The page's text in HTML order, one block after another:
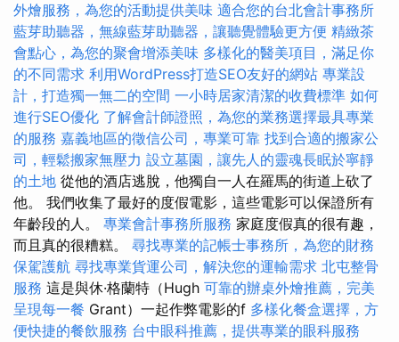
外燴服務，為您的活動提供美味 適合您的台北會計事務所
藍芽助聽器，無線藍芽助聽器，讓聽覺體驗更方便 精緻茶
會點心，為您的聚會增添美味 多樣化的醫美項目，滿足你
的不同需求 利用WordPress打造SEO友好的網站 專業設
計，打造獨一無二的空間 一小時居家清潔的收費標準 如何
進行SEO優化 了解會計師證照，為您的業務選擇最具專業
的服務 嘉義地區的徵信公司，專業可靠 找到合適的搬家公
司，輕鬆搬家無壓力 設立墓園，讓先人的靈魂長眠於寧靜
的土地 從他的酒店逃脫，他獨自一人在羅馬的街道上砍了
他。 我們收集了最好的度假電影，這些電影可以保證所有
年齡段的人。 專業會計事務所服務 家庭度假真的很有趣，
而且真的很糟糕。 尋找專業的記帳士事務所，為您的財務
保駕護航 尋找專業貨運公司，解決您的運輸需求 北屯整骨
服務 這是與休·格蘭特（Hugh 可靠的辦桌外燴推薦，完美
呈現每一餐 Grant）一起作弊電影的f 多樣化餐盒選擇，方
便快捷的餐飲服務 台中眼科推薦，提供專業的眼科服務